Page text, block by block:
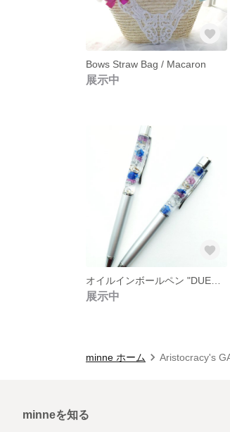
Bows Straw Bag / Macaron
展示中
展示中
minne ホーム Aristocracy's
minneを知る